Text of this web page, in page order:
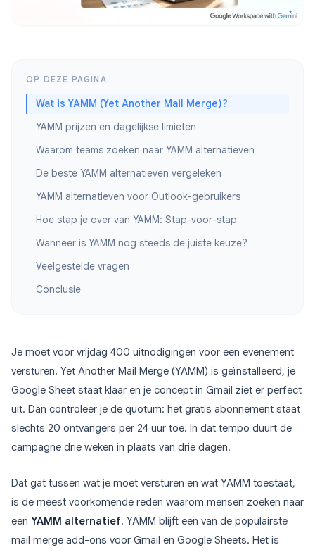
OP DEZE PAGINA
Wat is YAMM (Yet Another Mail Merge)?
YAMM prijzen en dagelijkse limieten
Waarom teams zoeken naar YAMM alternatieven
De beste YAMM alternatieven vergeleken
YAMM alternatieven voor Outlook-gebruikers
Hoe stap je over van YAMM: Stap-voor-stap
Wanneer is YAMM nog steeds de juiste keuze?
Veelgestelde vragen
Conclusie
Je moet voor vrijdag 400 uitnodigingen voor een evenement
versturen. Yet Another Mail Merge (YAMM) is geïnstalleerd, je
Google Sheet staat klaar en je concept in Gmail ziet er perfect
uit. Dan controleer je de quotum: het gratis abonnement staat
slechts 20 ontvangers per 24 uur toe. In dat tempo duurt de
campagne drie weken in plaats van drie dagen.
Dat gat tussen wat je moet versturen en wat YAMM toestaat,
is de meest voorkomende reden waarom mensen zoeken naar
een YAMM alternatief. YAMM blijft een van de populairste
mail merge add-ons voor Gmail en Google Sheets. Het is